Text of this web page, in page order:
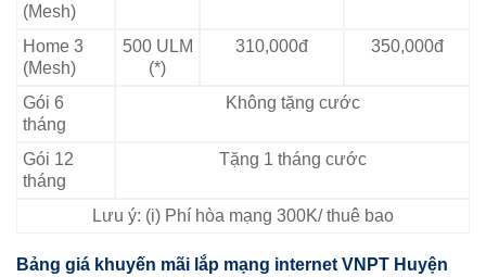
(Mesh)
Home 3
(Mesh)
500 ULM
(*)
310,000đ 350,000đ
Gói 6
tháng
Không tặng cước
Gói 12
tháng
Tặng 1 tháng cước
Lưu ý: (i) Phí hòa mạng 300K/ thuê bao
Bảng giá khuyến mãi lắp mạng internet VNPT Huyện